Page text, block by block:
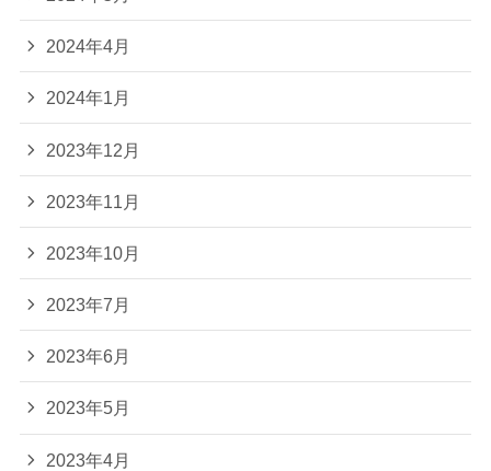
2024年4月
2024年1月
2023年12月
2023年11月
2023年10月
2023年7月
2023年6月
2023年5月
2023年4月